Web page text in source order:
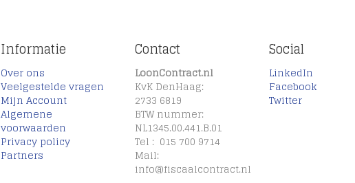
Informatie
Over ons
Veelgestelde vragen
Mijn Account
Algemene
voorwaarden
Privacy policy
Partners
Contact
LoonContract.nl
KvK DenHaag:
2733 6819
BTW nummer:
NL1345.00.441.B.01
Tel : 015 700 9714
Mail:
info@fiscaalcontract.nl
Social
LinkedIn
Facebook
Twitter